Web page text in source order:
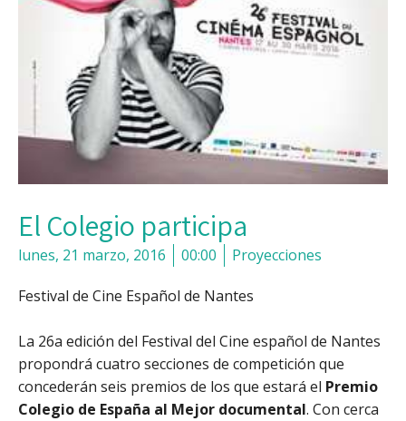
El Colegio participa
lunes, 21 marzo, 2016 00:00 Proyecciones
Festival de Cine Español de Nantes
La 26a edición del Festival del Cine español de Nantes
propondrá cuatro secciones de competición que
concederán seis premios de los que estará el Premio
Colegio de España al Mejor documental. Con cerca